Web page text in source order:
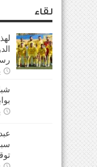
لقاء